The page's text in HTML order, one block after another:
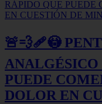
🚨💨🩹😳
ANALGÉSICO
PUEDE
DOLOR EN